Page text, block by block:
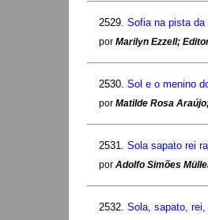
2529. Sofia na pista da
por Marilyn Ezzell;
2530. Sol e o menino
por Matilde Rosa
2531. Sola sapato rei
por Adolfo Simões
2532. Sola, sapato, rei,